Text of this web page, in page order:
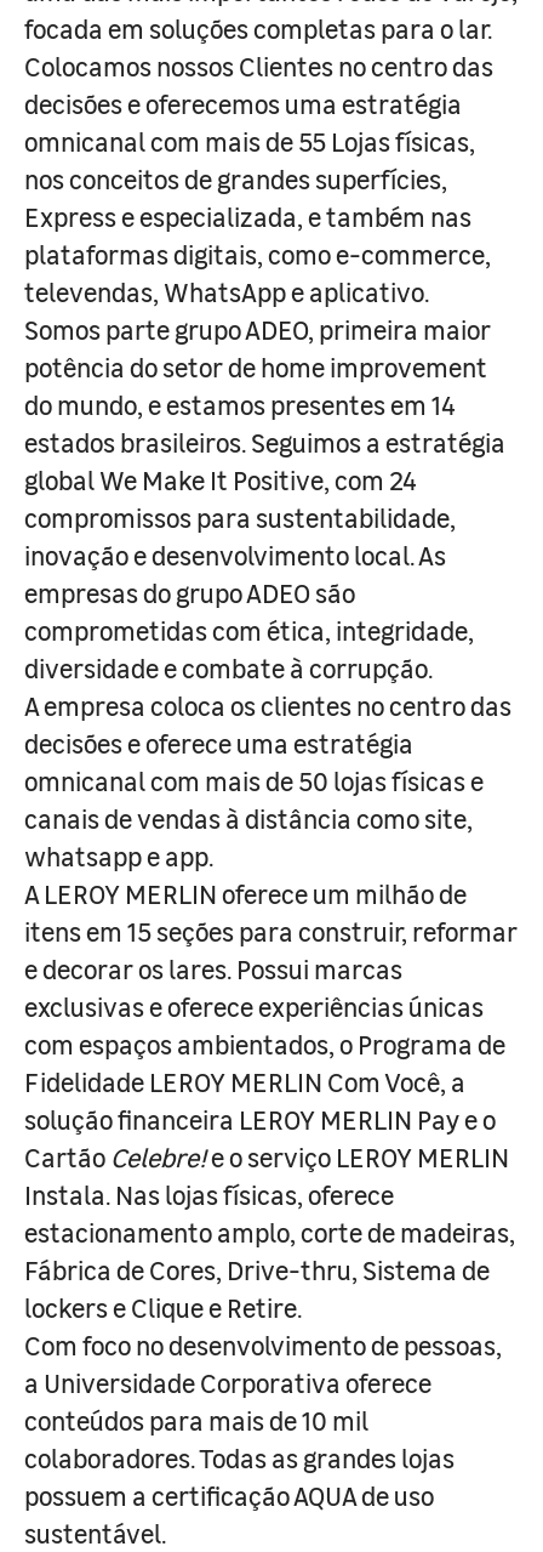
focada em soluções completas para o lar.
Colocamos nossos Clientes no centro das
decisões e oferecemos uma estratégia
omnicanal com mais de 55 Lojas físicas,
nos conceitos de grandes superfícies,
Express e especializada, e também nas
plataformas digitais, como e-commerce,
televendas, WhatsApp e aplicativo.
Somos parte grupo ADEO, primeira maior
potência do setor de home improvement
do mundo, e estamos presentes em 14
estados brasileiros. Seguimos a estratégia
global We Make It Positive, com 24
compromissos para sustentabilidade,
inovação e desenvolvimento local. As
empresas do grupo ADEO são
comprometidas com ética, integridade,
diversidade e combate à corrupção.
A empresa coloca os clientes no centro das
decisões e oferece uma estratégia
omnicanal com mais de 50 lojas físicas e
canais de vendas à distância como site,
whatsapp e app.
A LEROY MERLIN oferece um milhão de
itens em 15 seções para construir, reformar
e decorar os lares. Possui marcas
exclusivas e oferece experiências únicas
com espaços ambientados, o Programa de
Fidelidade LEROY MERLIN Com Você, a
solução financeira LEROY MERLIN Pay e o
Cartão Celebre!e o serviço LEROY MERLIN
Instala. Nas lojas físicas, oferece
estacionamento amplo, corte de madeiras,
Fábrica de Cores, Drive-thru, Sistema de
lockers e Clique e Retire.
Com foco no desenvolvimento de pessoas,
a Universidade Corporativa oferece
conteúdos para mais de 10 mil
colaboradores. Todas as grandes lojas
possuem a certificação AQUA de uso
sustentável.